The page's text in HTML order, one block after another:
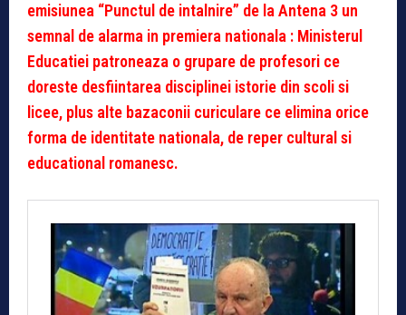
emisiunea “Punctul de intalnire” de la Antena 3 un
semnal de alarma in premiera nationala : Ministerul
Educatiei patroneaza o grupare de profesori ce
doreste desfiintarea disciplinei istorie din scoli si
licee, plus alte bazaconii curiculare ce elimina orice
forma de identitate nationala, de reper cultural si
educational romanesc.